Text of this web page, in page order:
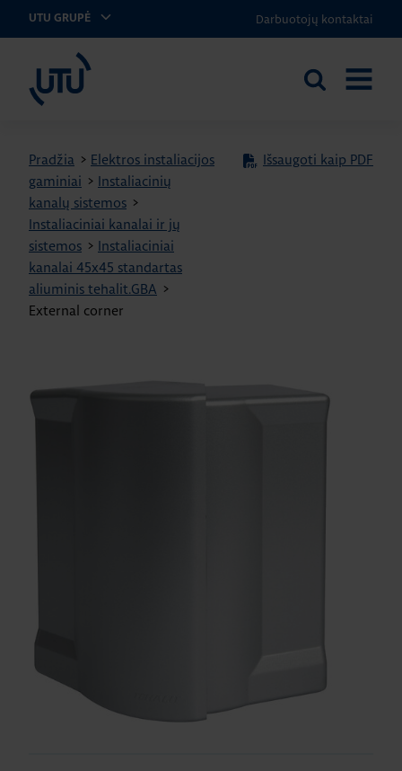
UTU GRUPĖ Darbuotojų kontaktai
UTU Lithuania
Ieškoti
Pradžia > Elektros instaliacijos
gaminiai > Instaliacinių
kanalų sistemos >
Instaliaciniai kanalai ir jų
sistemos > Instaliaciniai
kanalai 45x45 standartas
aliuminis tehalit.GBA >
External corner
Išsaugoti kaip PDF